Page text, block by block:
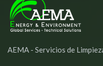
AEMA - Servicios de